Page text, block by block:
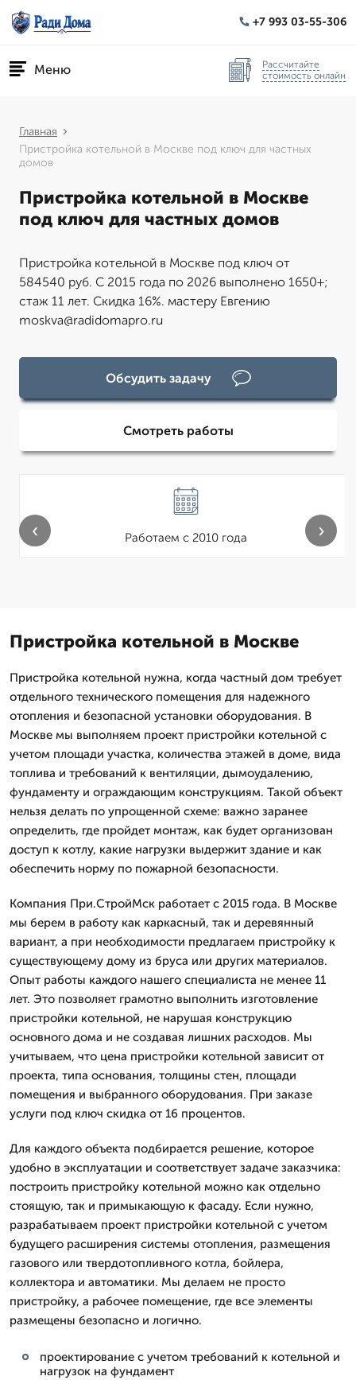
+7 993 03-55-306
Меню
Рассчитайте
стоимость онлайн
Главная
Пристройка котельной в Москве под ключ для частных
домов
Пристройка котельной в Москве
под ключ для частных домов
Пристройка котельной в Москве под ключ от
584540 руб. С 2015 года по 2026 выполнено 1650+;
стаж 11 лет. Скидка 16%. мастеру Евгению
moskva@radidomapro.ru
Обсудить задачу
Смотреть работы
Работаем с 2010 года
‹ ›
Пристройка котельной в Москве
Пристройка котельной нужна, когда частный дом требует
отдельного технического помещения для надежного
отопления и безопасной установки оборудования. В
Москве мы выполняем проект пристройки котельной с
учетом площади участка, количества этажей в доме, вида
топлива и требований к вентиляции, дымоудалению,
фундаменту и ограждающим конструкциям. Такой объект
нельзя делать по упрощенной схеме: важно заранее
определить, где пройдет монтаж, как будет организован
доступ к котлу, какие нагрузки выдержит здание и как
обеспечить норму по пожарной безопасности.
Компания При.СтройМск работает с 2015 года. В Москве
мы берем в работу как каркасный, так и деревянный
вариант, а при необходимости предлагаем пристройку к
существующему дому из бруса или других материалов.
Опыт работы каждого нашего специалиста не менее 11
лет. Это позволяет грамотно выполнить изготовление
пристройки котельной, не нарушая конструкцию
основного дома и не создавая лишних расходов. Мы
учитываем, что цена пристройки котельной зависит от
проекта, типа основания, толщины стен, площади
помещения и выбранного оборудования. При заказе
услуги под ключ скидка от 16 процентов.
Для каждого объекта подбирается решение, которое
удобно в эксплуатации и соответствует задаче заказчика:
построить пристройку котельной можно как отдельно
стоящую, так и примыкающую к фасаду. Если нужно,
разрабатываем проект пристройки котельной с учетом
будущего расширения системы отопления, размещения
газового или твердотопливного котла, бойлера,
коллектора и автоматики. Мы делаем не просто
пристройку, а рабочее помещение, где все элементы
размещены безопасно и логично.
проектирование с учетом требований к котельной и
нагрузок на фундамент